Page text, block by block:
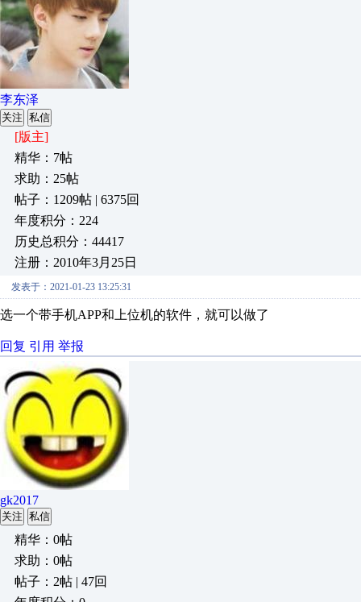
李东泽
关注 私信
[版主]
精华：7帖
求助：25帖
帖子：1209帖 | 6375回
年度积分：224
历史总积分：44417
注册：2010年3月25日
发表于：2021-01-23 13:25:31
选一个带手机APP和上位机的软件，就可以做了
回复 引用 举报
gk2017
关注 私信
精华：0帖
求助：0帖
帖子：2帖 | 47回